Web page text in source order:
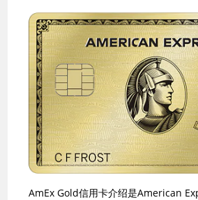
AmEx Gold信用卡介绍是American